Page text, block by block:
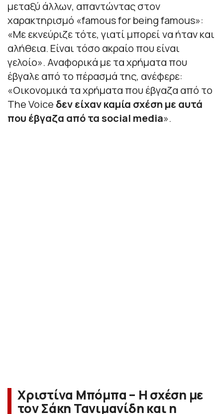
μεταξύ άλλων, απαντώντας στον
χαρακτηρισμό «famous for being famous»:
«Με εκνεύριζε τότε, γιατί μπορεί να ήταν και
αλήθεια. Είναι τόσο ακραίο που είναι
γελοίο». Αναφορικά με τα χρήματα που
έβγαλε από το πέρασμά της, ανέφερε:
«Οικονομικά τα χρήματα που έβγαζα από το
The Voice δεν είχαν καμία σχέση με αυτά
που έβγαζα από τα social media».
Χριστίνα Μπόμπα – Η σχέση με
τον Σάκη Τανιμανίδη και η